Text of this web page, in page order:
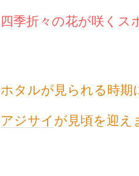
四季折々の花が咲くス
ホタルが見られる時期
アジサイ が見頃を迎え